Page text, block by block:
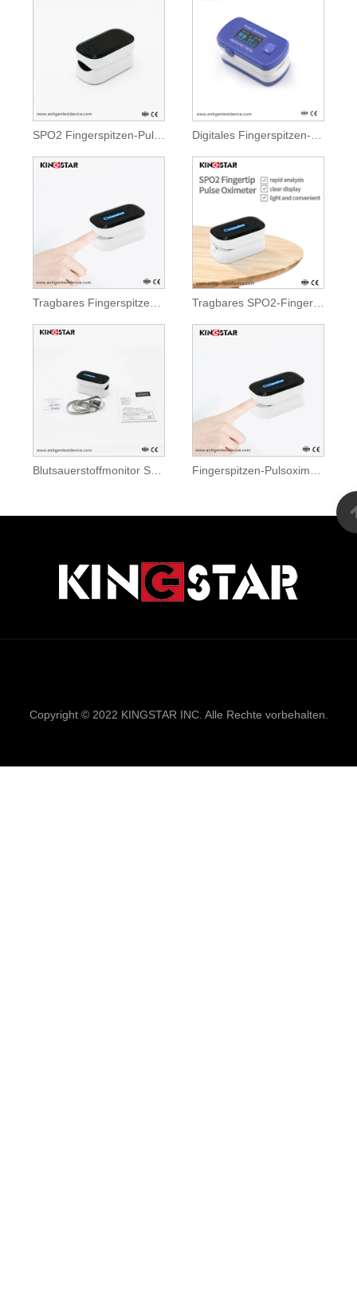
SPO2 Fingerspitzen-Pulsoximeter Digitales Fingerspitzen-Pulsoximeter
Blutsauerstoffmonitor SPO2 Fingerspitzen-Pulsoximeter
Copyright © 2022 KINGSTAR INC. Alle Rechte vorbehalten.